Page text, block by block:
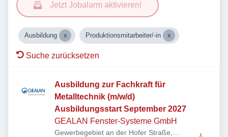
Jetzt Jobalarm aktivieren!
Ausbildung Produktionsmitarbeiter/-in
Suche zurücksetzen
Ausbildung zur Fachkraft für
Metalltechnik (m/w/d)
Ausbildungsstart September 2027
GEALAN Fenster-Systeme GmbH
Gewerbegebiet an der Hofer Straße,